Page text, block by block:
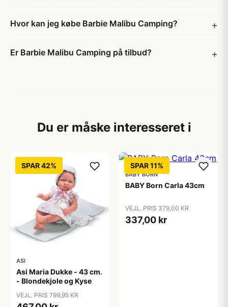
Hvor kan jeg købe Barbie Malibu Camping?
Er Barbie Malibu Camping på tilbud?
Du er måske interesseret i
SPAR 42%
ASI
Asi Maria Dukke - 43 cm.
- Blondekjole og Kyse
VEJL. PRIS 799,95 KR
SPAR 11%
BABY BORN
BABY Born Carla 43cm
VEJL. PRIS 379,00 KR
337,00 kr